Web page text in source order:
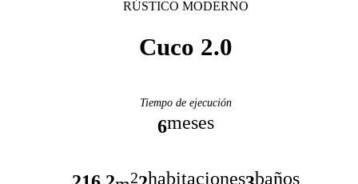
RÚSTICO MODERNO
Cuco 2.0
Tiempo de ejecución
6meses
2 habitaciones baños